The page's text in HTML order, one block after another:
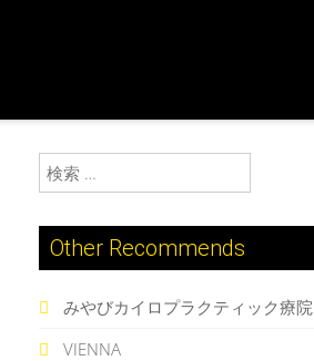
検索:
Other Recommends
みやびカイロプラクティック療院
VIENNA